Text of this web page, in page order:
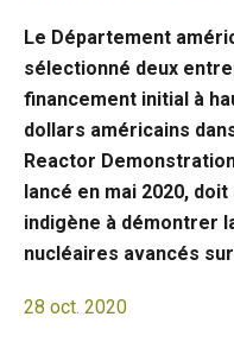
Le Département
sélectionné deux
financement initial à
dollars américains
Reactor Demonstration
lancé en mai 2020,
indigène à démontrer
nucléaires avancés
28 oct. 2020